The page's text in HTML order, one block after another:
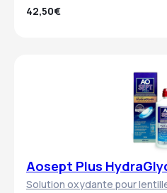
42,50€
Aosept Plus
Solution oxydante pour